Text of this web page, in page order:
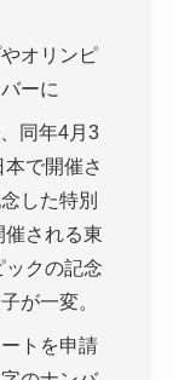
オリンピ
ーに
同年4月3
で開催さ
した特別
される東
クの記念
が一変。
トを申請